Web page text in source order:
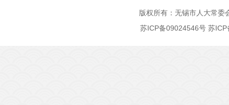
版权所有：无锡市人大常
苏ICP备09024546号 苏ICP